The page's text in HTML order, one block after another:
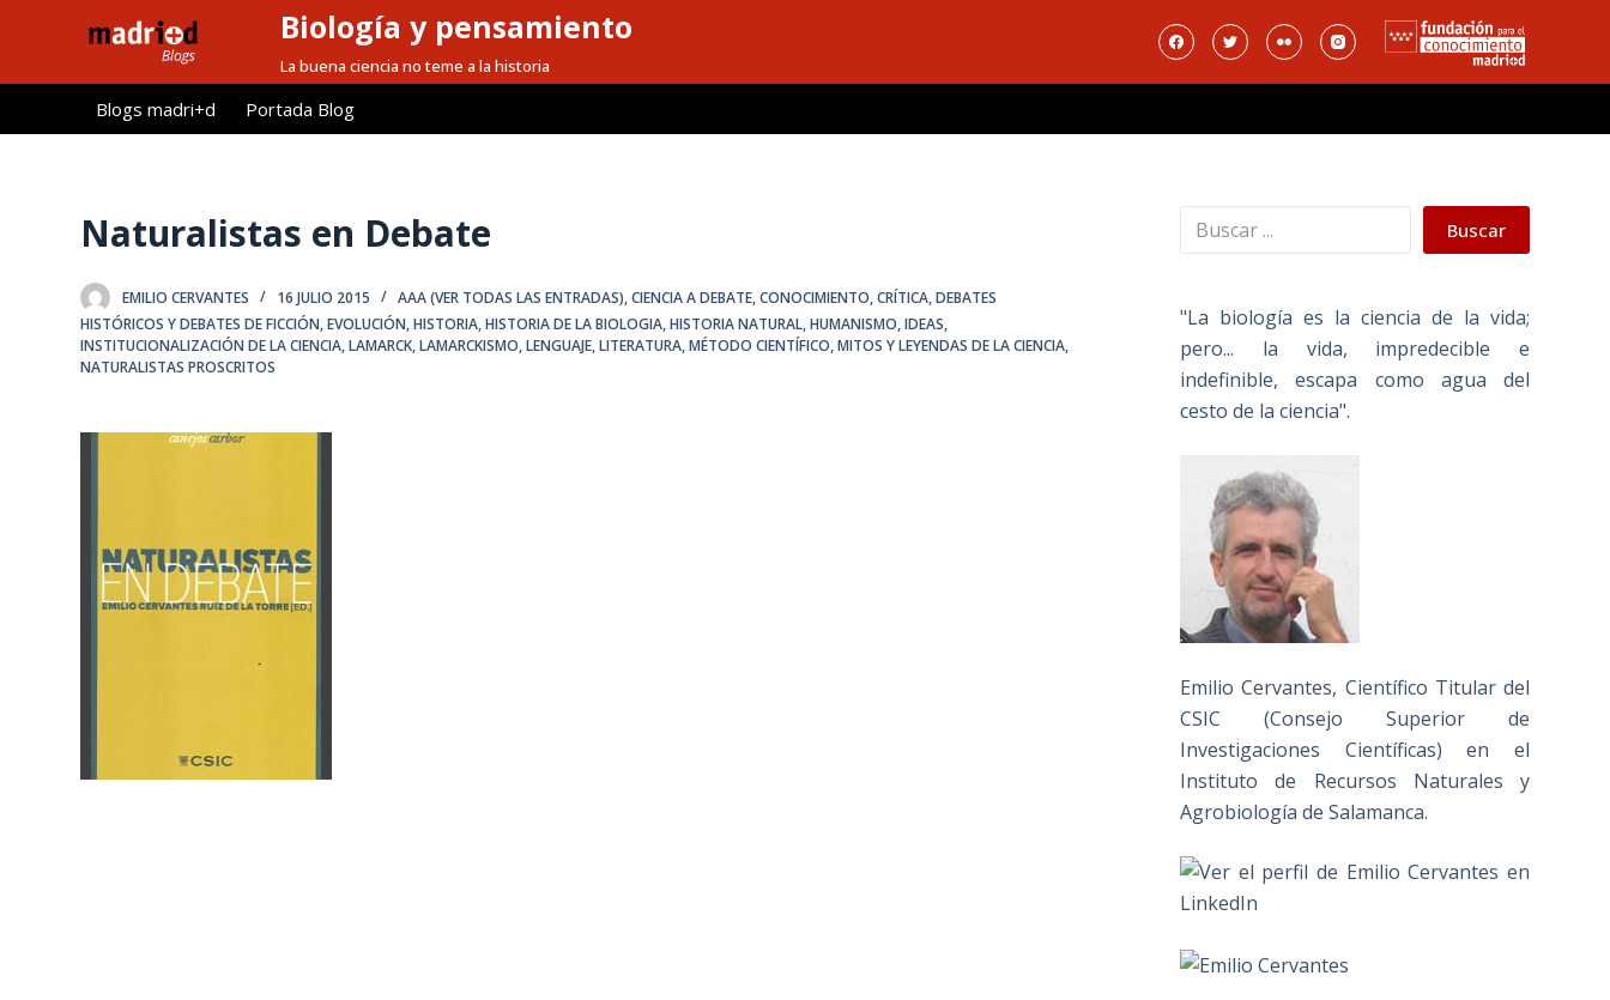
l
Biología y pensamiento
La buena ciencia no teme a la historia
Blogs madri+d Portada Blog
Naturalistas en Debate
EMILIO CERVANTES 16 JULIO 2015 AAA (VER TODAS LAS ENTRADAS),CIENCIA A DEBATE,CONOCIMIENTO,CRÍTICA,DEBATES
HISTÓRICOS Y DEBATES DE FICCIÓN,EVOLUCIÓN,HISTORIA,HISTORIA DE LA BIOLOGIA,HISTORIA NATURAL,HUMANISMO,IDEAS,
INSTITUCIONALIZACIÓN DE LA CIENCIA,LAMARCK,LAMARCKISMO,LENGUAJE,LITERATURA,MÉTODO CIENTÍFICO,MITOS Y LEYENDAS DE LA CIENCIA,
NATURALISTAS PROSCRITOS
Buscar Buscar
"La biología es la ciencia de la vida;
pero... la vida, impredecible e
indefinible, escapa como agua del
cesto de la ciencia".
Emilio Cervantes, Científico Titular del
CSIC (Consejo Superior de
Investigaciones Científicas) en el
Instituto de Recursos Naturales y
Agrobiología de Salamanca.